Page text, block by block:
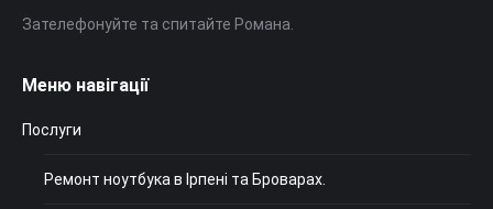
Зателефонуйте та спитайте Романа.
Меню навігації
Послуги
Ремонт ноутбука в Ірпені та Броварах.